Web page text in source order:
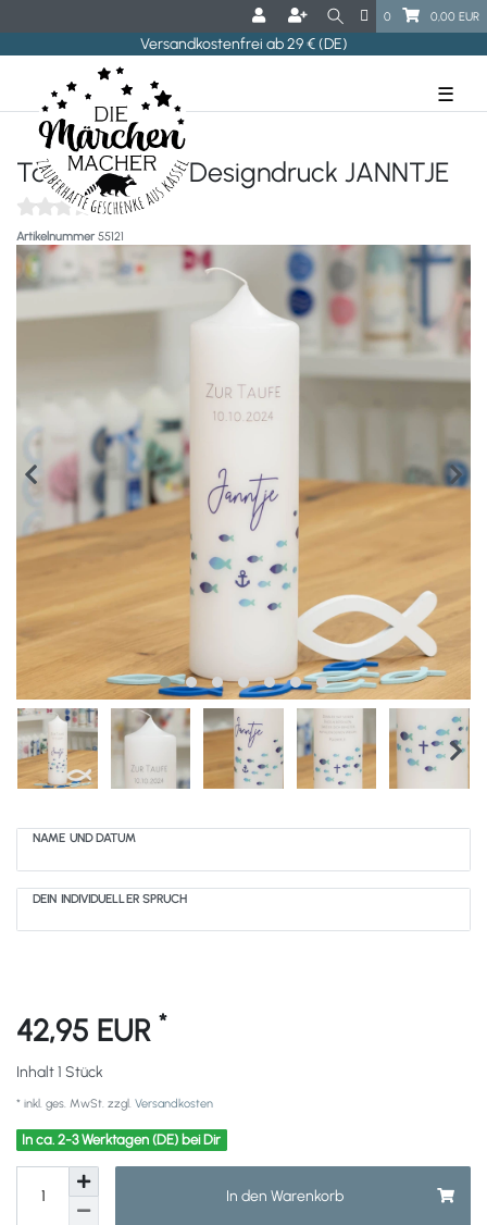
0 0,00 EUR
Versandkostenfrei ab 29 € (DE)
☰
Taufkerze mit Designdruck JANNTJE
(0)
Artikelnummer 55121
NAME UND DATUM
DEIN INDIVIDUELLER SPRUCH
42,95 EUR *
Inhalt1 Stück
* inkl. ges. MwSt. zzgl. Versandkosten
In ca. 2-3 Werktagen (DE) bei Dir
In den Warenkorb